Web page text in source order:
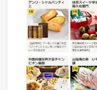
設
ペ
ー
ジ
に
つ
い
て
1.5